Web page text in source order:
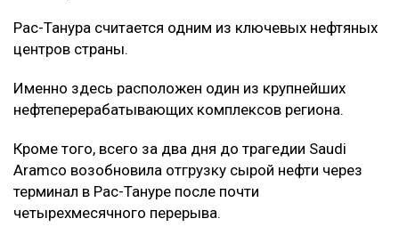
Рас-Танура считается одним из ключевых нефтяных
центров страны.
Именно здесь расположен один из крупнейших
нефтеперерабатывающих комплексов региона.
Кроме того, всего за два дня до трагедии Saudi
Aramco возобновила отгрузку сырой нефти через
терминал в Рас-Тануре после почти
четырехмесячного перерыва.